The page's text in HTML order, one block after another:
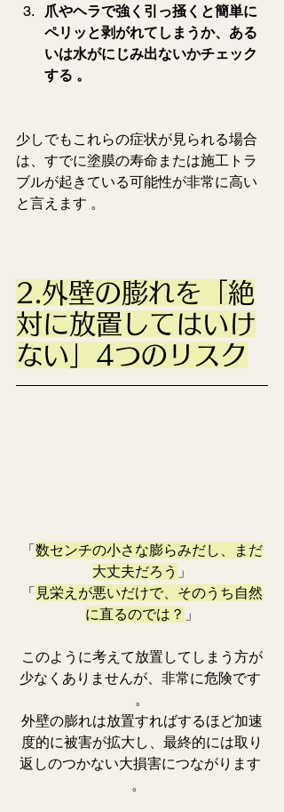
爪やヘラで強く引っ掻くと簡単に
ペリッと剥がれてしまうか、ある
いは水がにじみ出ないかチェック
する 。
少しでもこれらの症状が見られる場合
は、すでに塗膜の寿命または施工トラ
ブルが起きている可能性が非常に高い
と言えます 。
2.外壁の膨れを「絶
対に放置してはいけ
ない」4つのリスク
「数センチの小さな膨らみだし、まだ
大丈夫だろう 」
「 見栄えが悪いだけで、そのうち自然
に直るのでは？ 」
このように考えて放置してしまう方が
少なくありませんが、非常に危険です
。
外壁の膨れは放置すればするほど加速
度的に被害が拡大し、最終的には取り
返しのつかない大損害につながります
。